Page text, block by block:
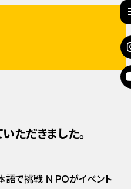
ただきました。
で挑戦 ＮＰＯがイベント